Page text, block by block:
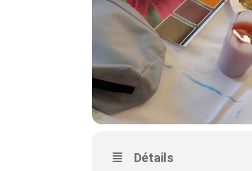
Détails